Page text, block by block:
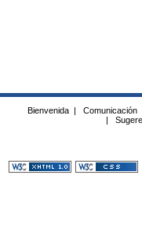
Bienvenida | Comunicación
|